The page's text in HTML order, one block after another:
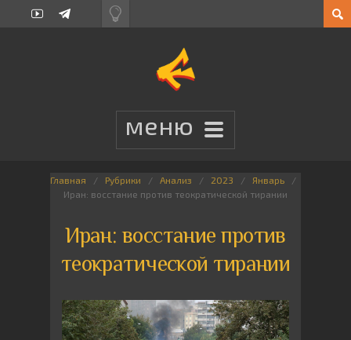
Главная Рубрики Анализ 2023
Январь
Иран: восстание против теократической тирании
Иран: восстание против
теократической тирании